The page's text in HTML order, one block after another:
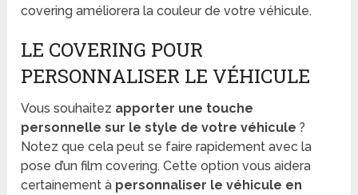
covering améliorera la couleur de votre véhicule.
LE COVERING POUR
PERSONNALISER LE VÉHICULE
Vous souhaitez apporter une touche
personnelle sur le style de votre véhicule ?
Notez que cela peut se faire rapidement avec la
pose d’un film covering. Cette option vous aidera
certainement à personnaliser le véhicule en